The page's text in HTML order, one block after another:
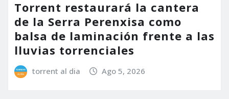
Torrent restaurará la cantera
de la Serra Perenxisa como
balsa de laminación frente a las
lluvias torrenciales
torrent al dia Ago 5, 2026